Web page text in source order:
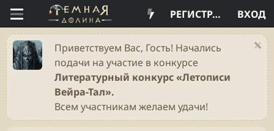
ВХОД
РЕГИСТРАЦИЯ
Приветствуем Вас, Гость! Начались
подачи на участие в конкурсе
Литературный конкурс «Летописи
Вейра-Тал».
Всем участникам желаем удачи!